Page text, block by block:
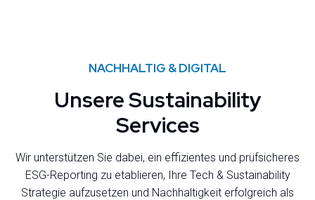
NACHHALTIG & DIGITAL
Unsere Sustainability
Services
Wir unterstützen Sie dabei, ein effizientes und prüfsicheres
ESG-Reporting zu etablieren, Ihre Tech & Sustainability
Strategie aufzusetzen und Nachhaltigkeit erfolgreich als